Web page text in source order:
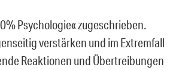
Psychologie« zugeschrieben.
verstärken und im Extremfall
Reaktionen und Übertreibungen